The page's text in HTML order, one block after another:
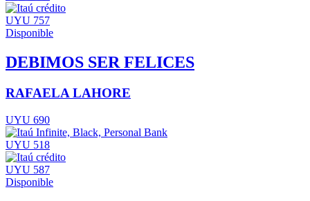
UYU 757
Disponible
DEBIMOS SER FELICES
RAFAELA LAHORE
UYU 690
UYU 518
UYU 587
Disponible